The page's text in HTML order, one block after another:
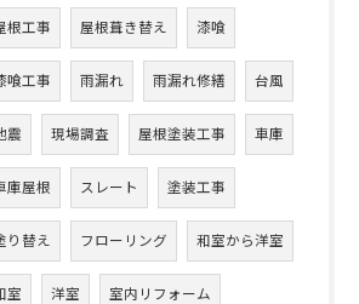
根工事 屋根葺き替え 漆喰
喰工事 雨漏れ 雨漏れ修繕 台風
震 現場調査 屋根塗装工事 車庫
庫屋根 スレート 塗装工事
り替え フローリング 和室から洋室
室 洋室 室内リフォーム